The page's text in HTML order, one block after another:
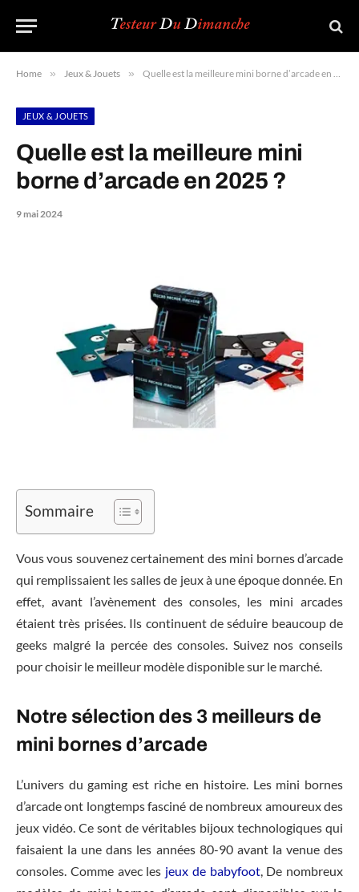
Home » Jeux & Jouets » Quelle est la meilleure mini borne d’arcade en 2025 ?
JEUX & JOUETS
Quelle est la meilleure mini
borne d’arcade en 2025 ?
9 mai 2024
Sommaire
Vous vous souvenez certainement des mini bornes d’arcade
qui remplissaient les salles de jeux à une époque donnée. En
effet, avant l’avènement des consoles, les mini arcades
étaient très prisées. Ils continuent de séduire beaucoup de
geeks malgré la percée des consoles. Suivez nos conseils
pour choisir le meilleur modèle disponible sur le marché.
Notre sélection des 3 meilleurs de
mini bornes d’arcade
L’univers du gaming est riche en histoire. Les mini bornes
d’arcade ont longtemps fasciné de nombreux amoureux des
jeux vidéo. Ce sont de véritables bijoux technologiques qui
faisaient la une dans les années 80-90 avant la venue des
consoles. Comme avec les jeux de babyfoot, De nombreux